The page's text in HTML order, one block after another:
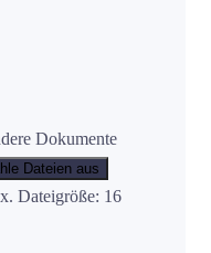
Dokumente
Dateien aus
Dateigröße: 16